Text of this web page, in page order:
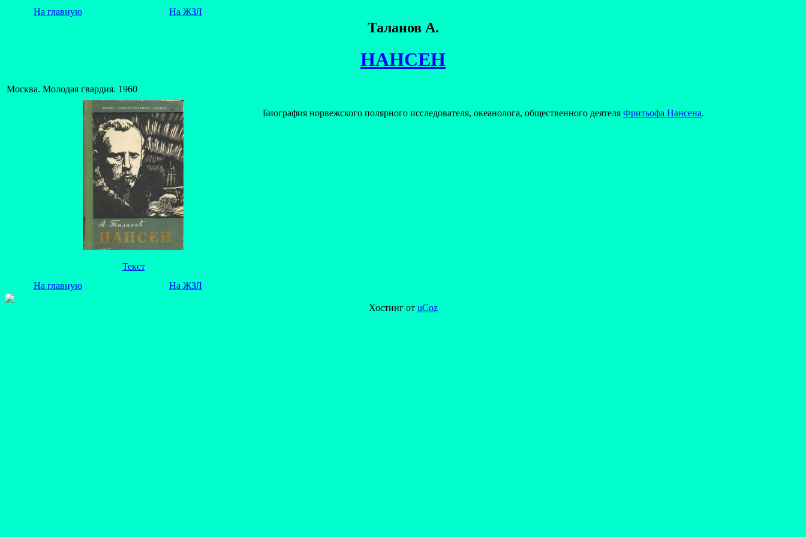
На главную На ЖЗЛ
Таланов А.
НАНСЕН
Москва. Молодая гвардия. 1960
Биография норвежского полярного исследователя, океанолога, общественного деятеля Фритьофа Нансена.
Текст
На главную
На ЖЗЛ
Хостинг от uCoz